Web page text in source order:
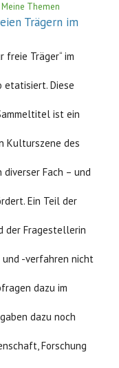
Meine Themen
Trägern im
freie Träger“ im
etatisiert. Diese
ist ein
Kulturszene des
Fach – und
Ein Teil der
der Fragestellerin
und -verfahren nicht
dazu im
dazu noch
Forschung